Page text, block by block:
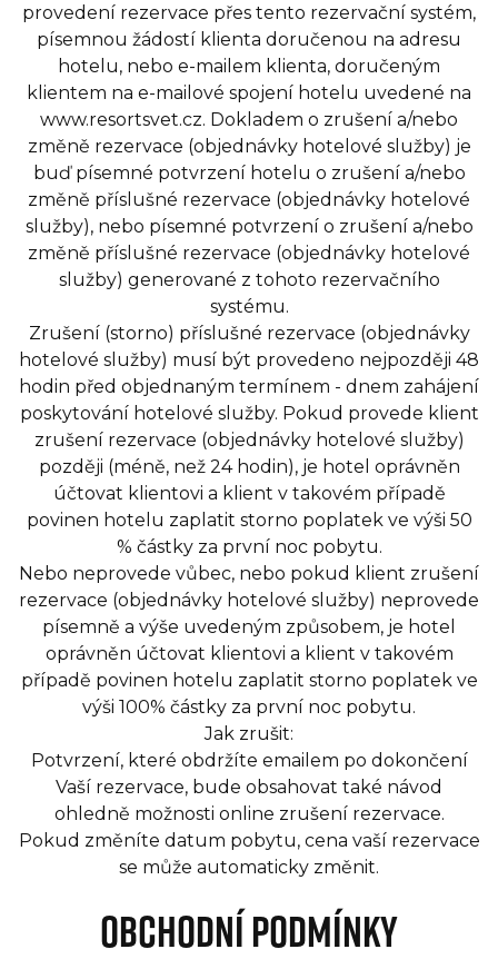
provedení rezervace přes tento rezervační systém,
písemnou žádostí klienta doručenou na adresu
hotelu, nebo e-mailem klienta, doručeným
klientem na e-mailové spojení hotelu uvedené na
www.resortsvet.cz. Dokladem o zrušení a/nebo
změně rezervace (objednávky hotelové služby) je
buď písemné potvrzení hotelu o zrušení a/nebo
změně příslušné rezervace (objednávky hotelové
služby), nebo písemné potvrzení o zrušení a/nebo
změně příslušné rezervace (objednávky hotelové
služby) generované z tohoto rezervačního
systému.
Zrušení (storno) příslušné rezervace (objednávky
hotelové služby) musí být provedeno nejpozději 48
hodin před objednaným termínem - dnem zahájení
poskytování hotelové služby. Pokud provede klient
zrušení rezervace (objednávky hotelové služby)
později (méně, než 24 hodin), je hotel oprávněn
účtovat klientovi a klient v takovém případě
povinen hotelu zaplatit storno poplatek ve výši 50
% částky za první noc pobytu.
Nebo neprovede vůbec, nebo pokud klient zrušení
rezervace (objednávky hotelové služby) neprovede
písemně a výše uvedeným způsobem, je hotel
oprávněn účtovat klientovi a klient v takovém
případě povinen hotelu zaplatit storno poplatek ve
výši 100% částky za první noc pobytu.
Jak zrušit:
Potvrzení, které obdržíte emailem po dokončení
Vaší rezervace, bude obsahovat také návod
ohledně možnosti online zrušení rezervace.
Pokud změníte datum pobytu, cena vaší rezervace
se může automaticky změnit.
Obchodní podmínky